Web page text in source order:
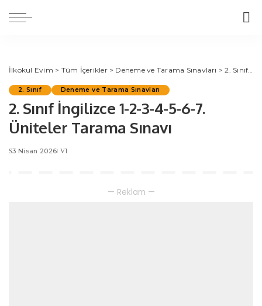
İlkokul Evim > Tüm İçerikler> Deneme ve Tarama Sınavları >2. Sınıf>
2. Sınıf Deneme ve Tarama Sınavları
2. Sınıf İngilizce 1-2-3-4-5-6-7.
Üniteler Tarama Sınavı
3 Nisan 2026 1
— Reklam —